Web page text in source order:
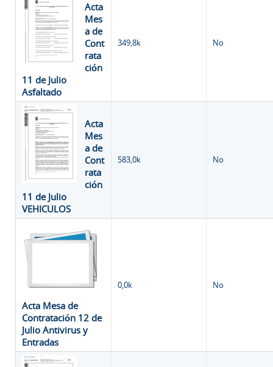
Acta
Mes
a de
Cont
rata
ción
11 de Julio
Asfaltado
349,8k No
Acta
Mes
a de
Cont
rata
ción
11 de Julio
VEHICULOS
583,0k No
Acta Mesa de
Contratación 12 de
Julio Antivirus y
Entradas
0,0k No